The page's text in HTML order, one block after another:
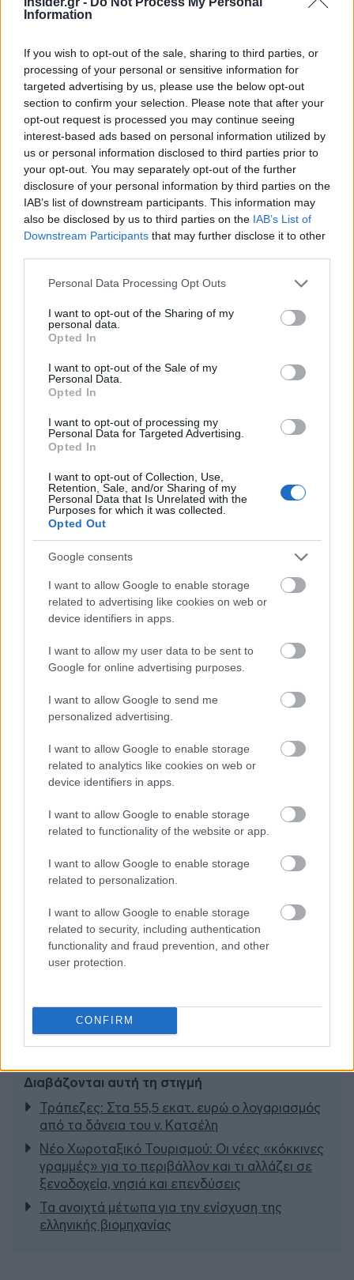
Information
If you wish to opt-out of the sale, sharing to third parties, or
processing of your personal or sensitive information for
targeted advertising by us, please use the below opt-out
section to confirm your selection. Please note that after your
opt-out request is processed you may continue seeing
interest-based ads based on personal information utilized by
us or personal information disclosed to third parties prior to
your opt-out. You may separately opt-out of the further
disclosure of your personal information by third parties on the
IAB’s list of downstream participants. This information may
also be disclosed by us to third parties on the IAB’s List of
Downstream Participants that may further disclose it to other
Please note that this website/app uses one or more Google
not limited to your visit or usage behaviour. You may click to
grant or deny consent to Google and its third-party tags to
use your data for below specified purposes in below Google
consent section.
Personal Data Processing Opt Outs
I want to opt-out of the Sharing of my
personal data.
Opted In
I want to opt-out of the Sale of my
Personal Data.
Opted In
I want to opt-out of processing my
Personal Data for Targeted Advertising.
Opted In
I want to opt-out of Collection, Use,
Retention, Sale, and/or Sharing of my
Personal Data that Is Unrelated with the
Purposes for which it was collected.
Opted Out
Google consents
I want to allow Google to enable storage
related to advertising like cookies on web or
device identifiers in apps.
I want to allow my user data to be sent to
Google for online advertising purposes.
I want to allow Google to send me
personalized advertising.
I want to allow Google to enable storage
related to analytics like cookies on web or
device identifiers in apps.
I want to allow Google to enable storage
related to functionality of the website or app.
I want to allow Google to enable storage
related to personalization.
I want to allow Google to enable storage
related to security, including authentication
functionality and fraud prevention, and other
user protection.
CONFIRM
Το σύνολο των ιδίων κεφαλαίων (Ν.Α.V.) που
αντιστοιχούν σε μετόχους της Εταιρείας την 31η
Μαρτίου 2026 αυξήθηκε κατά 2,5% και ανέρχεται σε
€ 178,0 εκ. έναντι € 173,7 εκ. την 31η Δεκεμβρίου
2025.
μετοχή αυξήθηκε κατά 2,5% και ανήλθε σε € 3,82 την
31η Μαρτίου 2026, έναντι € 3,72 την 31η Δεκεμβρίου
Τα ταμειακά διαθέσιμα του Ομίλου την 31η
Μαρτίου 2026 ανέρχονταν σε € 5,6 εκ. έναντι € 4,3
εκ. την 31η Δεκεμβρίου 2025.
επίπεδα σε € 105,5 εκ. έναντι € 101,9 εκ. την 31η
Δεκεμβρίου 2025, που αντιστοιχεί σε L.T.V. (Δάνεια /
Επενδύσεις σε ακίνητα) 36,6% και Net L.T.V. ((Δάνεια
– Ταμειακά Διαθέσιμα)/Επενδύσεις σε ακίνητα) σε
34,7%, έναντι 36,2% και 34,6% αντίστοιχα για την 31η
Δεκεμβρίου 2025.
Το 98% των δανειακών υποχρεώσεων της
Εταιρείας σήμερα φέρει σταθερό επιτόκιο μέσω
συναφθεί την περίοδο Οκτωβρίου 2025 –
Φεβρουαρίου 2026 ποσού € 100 εκ. και μέσω
δανειακών συμβάσεων στο πλαίσιο του Ταμείου
Ανάκαμψης και Ανθεκτικότητας (RRF).
Ακολουθήστε τοinsider.gr στο Google News
και μάθετε
πρώτοι όλες τιςειδήσειςαπό την Ελλάδα και τον κόσμο.
Διαβάζονται αυτή τη στιγμή
Τράπεζες: Στα 55,5 εκατ. ευρώ ο λογαριασμός
από τα δάνεια του ν. Κατσέλη
Νέο Χωροταξικό Τουρισμού: Οι νέες «κόκκινες
γραμμές» για το περιβάλλον και τι αλλάζει σε
ξενοδοχεία, νησιά και επενδύσεις
Τα ανοιχτά μέτωπα για την ενίσχυση της
ελληνικής βιομηχανίας